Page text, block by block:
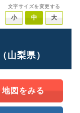
文字サイズを変更する
小 中 大
山梨県）
地図をみる